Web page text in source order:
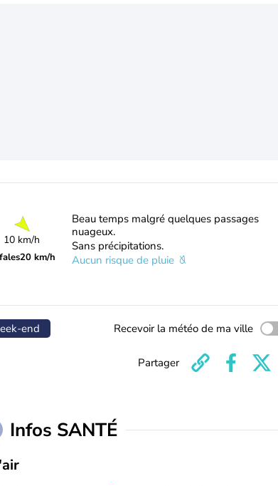
10 km/h
20 km/h
Beau temps malgré quelques passages
nuageux.
Sans précipitations.
Aucun risque de pluie
end Recevoir la météo de ma ville
Partager
Infos SANTÉ